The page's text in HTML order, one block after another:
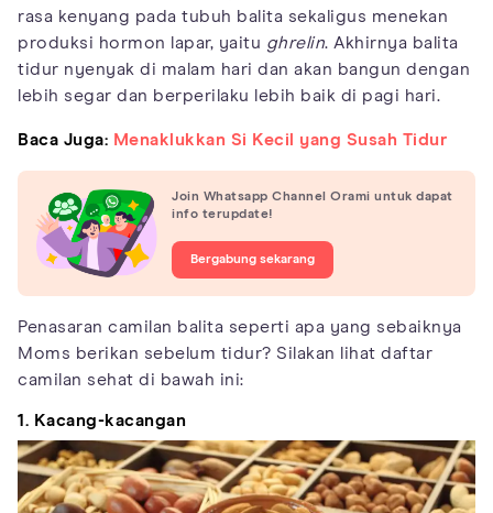
rasa kenyang pada tubuh balita sekaligus menekan
produksi hormon lapar, yaitu ghrelin. Akhirnya balita
tidur nyenyak di malam hari dan akan bangun dengan
lebih segar dan berperilaku lebih baik di pagi hari.
Baca Juga: Menaklukkan Si Kecil yang Susah Tidur
Join Whatsapp Channel Orami untuk dapat
info terupdate!
Bergabung sekarang
Penasaran camilan balita seperti apa yang sebaiknya
Moms berikan sebelum tidur? Silakan lihat daftar
camilan sehat di bawah ini:
1. Kacang-kacangan